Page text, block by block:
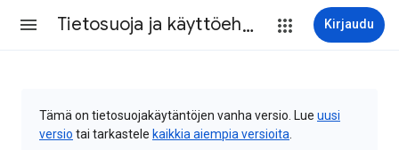
Tietosuoja ja käyttöehdot Kirjaudu
Tämä on tietosuojakäytäntöjen vanha versio. Lue uusi
versio tai tarkastele kaikkia aiempia versioita